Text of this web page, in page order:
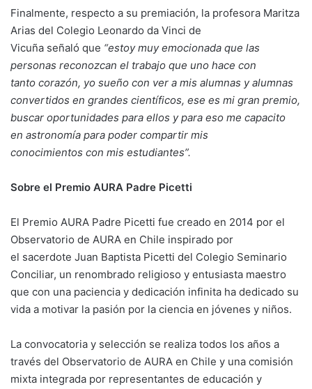
Finalmente, respecto a su premiación, la profesora Maritza
Arias del Colegio Leonardo da Vinci de
Vicuña señaló que “estoy muy emocionada que las
personas reconozcan el trabajo que uno hace con
tanto corazón, yo sueño con ver a mis alumnas y alumnas
convertidos en grandes científicos, ese es mi gran premio,
buscar oportunidades para ellos y para eso me capacito
en astronomía para poder compartir mis
conocimientos con mis estudiantes”.
Sobre el Premio AURA Padre Picetti
El Premio AURA Padre Picetti fue creado en 2014 por el
Observatorio de AURA en Chile inspirado por
el sacerdote Juan Baptista Picetti del Colegio Seminario
Conciliar, un renombrado religioso y entusiasta maestro
que con una paciencia y dedicación infinita ha dedicado su
vida a motivar la pasión por la ciencia en jóvenes y niños.
La convocatoria y selección se realiza todos los años a
través del Observatorio de AURA en Chile y una comisión
mixta integrada por representantes de educación y